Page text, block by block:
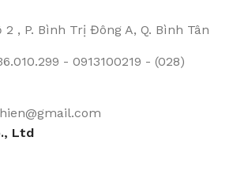
, P. Bình Trị Đông A, Q. Bình Tân
- 0913100219 - (028)
Ltd